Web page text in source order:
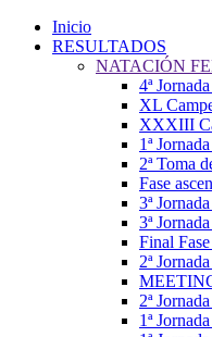
Inicio
RESULTADOS
NATACIÓN
4ª
XL
XXXIII
1ª
2ª Toma
Fase
3ª
3ª
Final
2ª
2ª
1ª